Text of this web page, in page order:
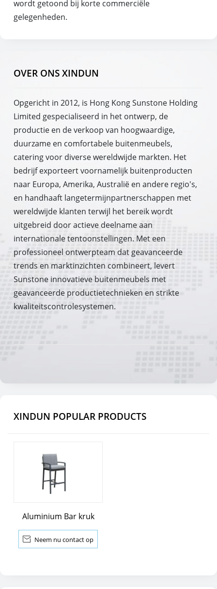
wordt getoond bij korte commerciële
gelegenheden.
OVER ONS XINDUN
Opgericht in 2012, is Hong Kong Sunstone Holding
Limited gespecialiseerd in het ontwerp, de
productie en de verkoop van hoogwaardige,
duurzame en comfortabele buitenmeubels,
catering voor diverse wereldwijde markten. Het
bedrijf exporteert voornamelijk buitenproducten
naar Europa, Amerika, Australië en andere regio's,
en handhaaft langetermijnpartnerschappen met
wereldwijde klanten terwijl het bereik wordt
uitgebreid door actieve deelname aan
internationale tentoonstellingen. Met een
professioneel ontwerpteam dat geavanceerde
trends en marktinzichten combineert, levert
Sunstone innovatieve buitenmeubels met
geavanceerde productietechnieken en strikte
kwaliteitscontrolesystemen.
XINDUN POPULAR PRODUCTS
Aluminium Bar kruk
 Neem nu contact op